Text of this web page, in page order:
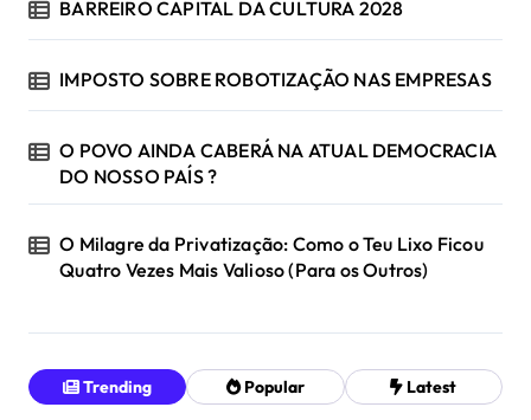
BARREIRO CAPITAL DA CULTURA 2028
IMPOSTO SOBRE ROBOTIZAÇÃO NAS EMPRESAS
O POVO AINDA CABERÁ NA ATUAL DEMOCRACIA
DO NOSSO PAÍS ?
O Milagre da Privatização: Como o Teu Lixo Ficou
Quatro Vezes Mais Valioso (Para os Outros)
Trending Popular Latest